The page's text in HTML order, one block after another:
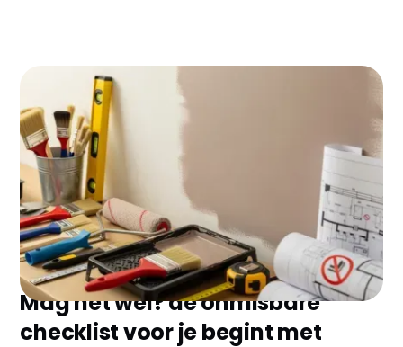
Klussen in je eigen woning geeft voldoening en
bespaart geld. Maar voordat je vol enthousiasme
begint, is het cruciaal om te weten wat wel en niet
mag. Deze gids loodst je door alle essentiële regels,
van toestemming tot veilige uitvoering.
Mag het wel? de onmisbare
checklist voor je begint met